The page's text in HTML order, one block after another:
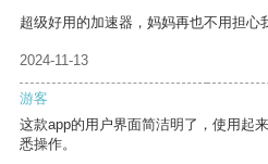
超级好用的加速器，妈妈再也不用担心
2024-11-13
游客
这款app的用户界面简洁明了，使用起
悉操作。